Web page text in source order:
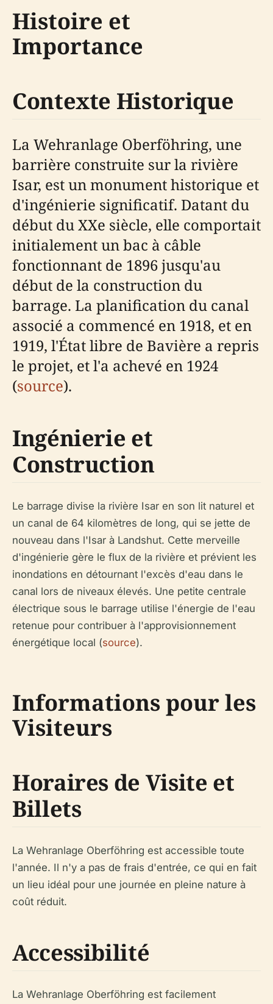
Histoire et
Importance
Contexte Historique
La Wehranlage Oberföhring, une
barrière construite sur la rivière
Isar, est un monument historique et
d'ingénierie significatif. Datant du
début du XXe siècle, elle comportait
initialement un bac à câble
fonctionnant de 1896 jusqu'au
début de la construction du
barrage. La planification du canal
associé a commencé en 1918, et en
1919, l'État libre de Bavière a repris
le projet, et l'a achevé en 1924
(source).
Ingénierie et
Construction
Le barrage divise la rivière Isar en son lit naturel et
un canal de 64 kilomètres de long, qui se jette de
nouveau dans l'Isar à Landshut. Cette merveille
d'ingénierie gère le flux de la rivière et prévient les
inondations en détournant l'excès d'eau dans le
canal lors de niveaux élevés. Une petite centrale
électrique sous le barrage utilise l'énergie de l'eau
retenue pour contribuer à l'approvisionnement
énergétique local (source).
Informations pour les
Visiteurs
Horaires de Visite et
Billets
La Wehranlage Oberföhring est accessible toute
l'année. Il n'y a pas de frais d'entrée, ce qui en fait
un lieu idéal pour une journée en pleine nature à
coût réduit.
Accessibilité
La Wehranlage Oberföhring est facilement